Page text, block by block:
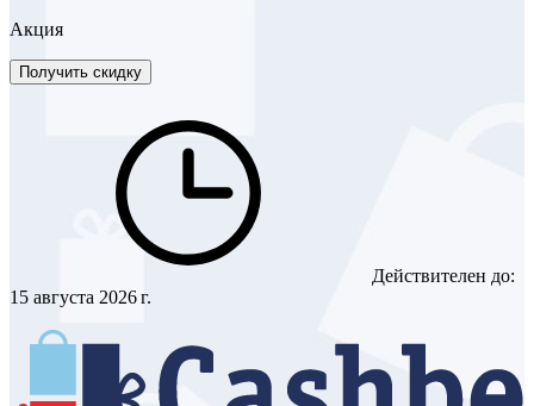
Акция
Получить скидку
Действителен до:
15 августа 2026 г.